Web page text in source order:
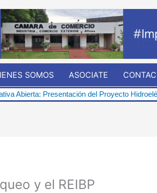
SOMOS ASOCIATE
del Proyecto Hidroeléctrico “Represa
y el REIBP